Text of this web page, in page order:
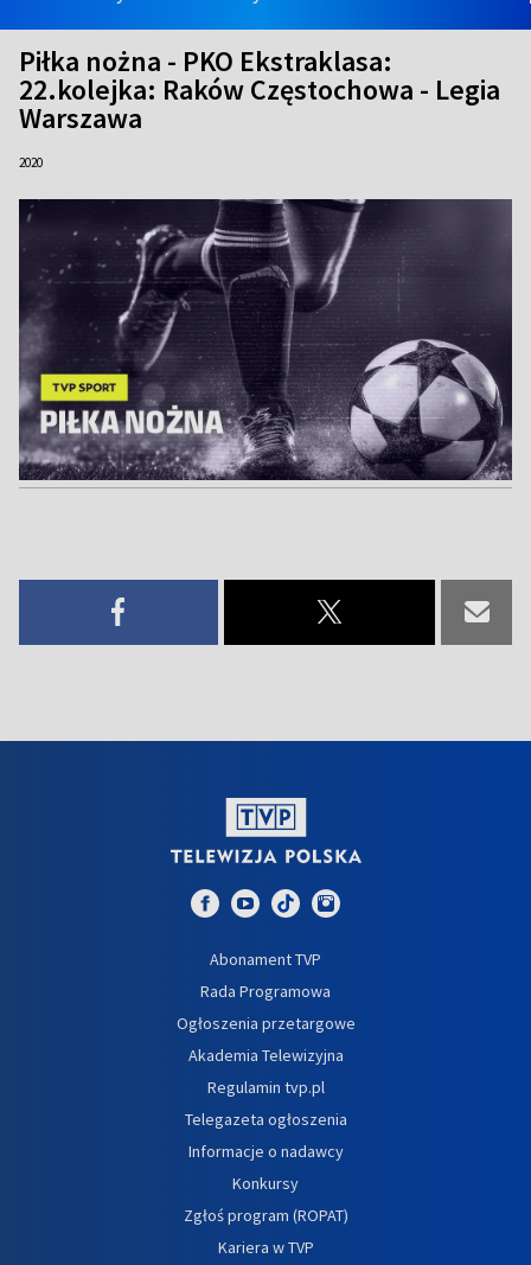
Piłka nożna - PKO Ekstraklasa:
22.kolejka: Raków Częstochowa - Legia
Warszawa
2020
Abonament TVP
Rada Programowa
Ogłoszenia przetargowe
Akademia Telewizyjna
Regulamin tvp.pl
Telegazeta ogłoszenia
Informacje o nadawcy
Konkursy
Zgłoś program (ROPAT)
Kariera w TVP